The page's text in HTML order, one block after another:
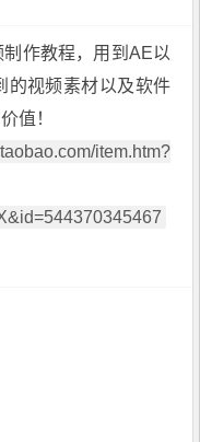
作教程，用到AE以
的视频素材以及软件
值！
item.htm?